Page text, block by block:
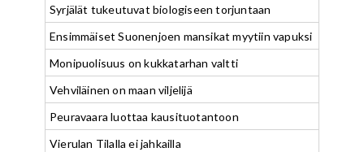
Syrjälät tukeutuvat biologiseen torjuntaan
Ensimmäiset Suonenjoen mansikat myytiin vapuksi
Monipuolisuus on kukkatarhan valtti
Vehviläinen on maan viljelijä
Peuravaara luottaa kausituotantoon
Vierulan Tilalla ei jahkailla